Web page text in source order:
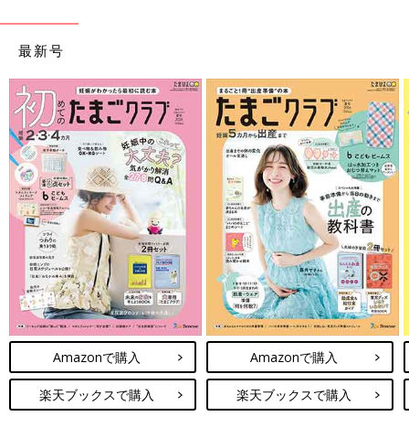
最新号
Amazonで購入
楽天ブックスで購入
Amazonで購入
楽天ブックスで購入